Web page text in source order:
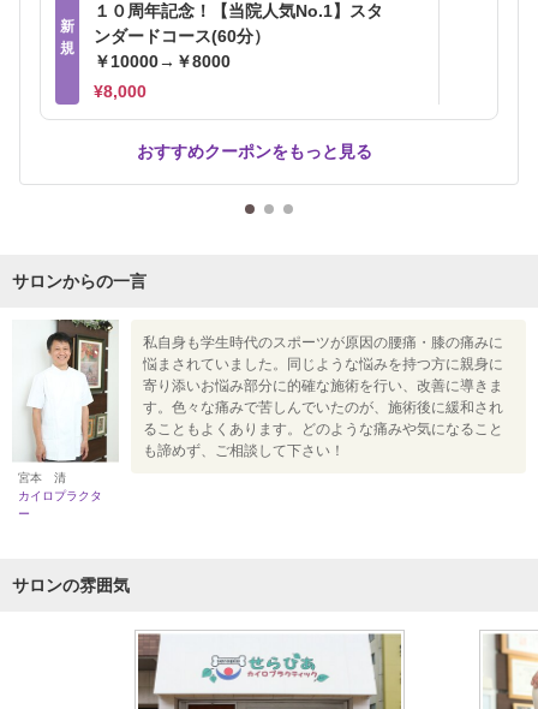
新
規
１０周年記念！【当院人気No.1】スタ
ンダードコース(60分）
￥10000→￥8000
¥8,000
おすすめクーポンをもっと見る
サロンからの一言
宮本 清
カイロプラクタ
ー
私自身も学生時代のスポーツが原因の腰痛・膝の痛みに
悩まされていました。同じような悩みを持つ方に親身に
寄り添いお悩み部分に的確な施術を行い、改善に導きま
す。色々な痛みで苦しんでいたのが、施術後に緩和され
ることもよくあります。どのような痛みや気になること
も諦めず、ご相談して下さい！
サロンの雰囲気